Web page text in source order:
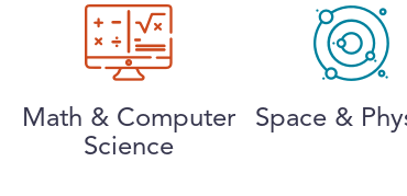
Math & Computer
Science
Space &